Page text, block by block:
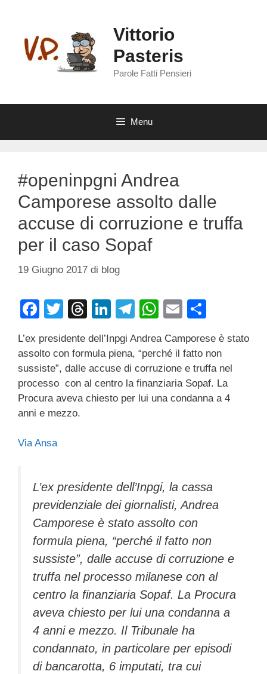
contenuto
Vittorio
Pasteris
Parole Fatti Pensieri
Menu
#openinpgni Andrea
Camporese assolto dalle
accuse di corruzione e truffa
per il caso Sopaf
19 Giugno 2017 di blog
F
c
e
b
o
o
k
T
tt
er
T
e
a
d
s
Li
k
e
dI
n
T
e
gr
a
m
W
at
s
A
p
E
ail n
di
vi
di
L’ex presidente dell’Inpgi Andrea Camporese è stato
assolto con formula piena, “perché il fatto non
sussiste”, dalle accuse di corruzione e truffa nel
processo con al centro la finanziaria Sopaf. La
Procura aveva chiesto per lui una condanna a 4
anni e mezzo.
Via Ansa
L’ex presidente dell’Inpgi, la cassa
previdenziale dei giornalisti, Andrea
Camporese è stato assolto con
formula piena, “perché il fatto non
sussiste”, dalle accuse di corruzione e
truffa nel processo milanese con al
centro la finanziaria Sopaf. La Procura
aveva chiesto per lui una condanna a
4 anni e mezzo. Il Tribunale ha
condannato, in particolare per episodi
di bancarotta, 6 imputati, tra cui